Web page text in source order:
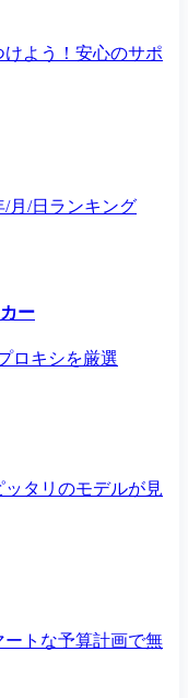
よう！安心のサポ
月/日ランキング
ー
ロキシを厳選
タリのモデルが見
トな予算計画で無